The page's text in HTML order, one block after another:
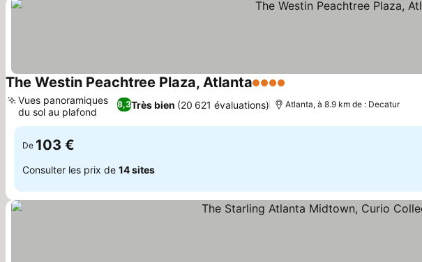
The Westin Peachtree Plaza, Atlanta4 Étoiles
8,3Très bien (20 621 évaluations)
Vues panoramiques
du sol au plafond
Atlanta, à 8.9 km de : Decatur
De 103 €
Consulter les prix de 14 sites